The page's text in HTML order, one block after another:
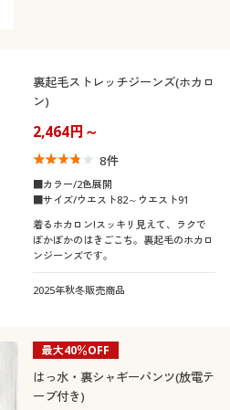
裏起毛ストレッチジーンズ(ホカロ
ン)
2,464円～
8件
■カラー/2色展開
■サイズ/ウエスト82～ウエスト91
着るホカロン!スッキリ見えて、ラクで
ぽかぽかのはきごこち。裏起毛のホカロ
ンジーンズです。
2025年秋冬販売商品
最大40％OFF
はっ水・裏シャギーパンツ(放電テ
ープ付き)